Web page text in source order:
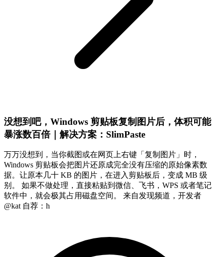
没想到吧，Windows 剪贴板复制图片后，体积可能
暴涨数百倍｜解决方案：SlimPaste
万万没想到，当你截图或在网页上右键「复制图片」时，
Windows 剪贴板会把图片还原成完全没有压缩的原始像素数
据。让原本几十 KB 的图片，在进入剪贴板后，变成 MB 级
别。 如果不做处理，直接粘贴到微信、飞书，WPS 或者笔记
软件中，就会极其占用磁盘空间。 来自发现频道，开发者
@kat 自荐：h